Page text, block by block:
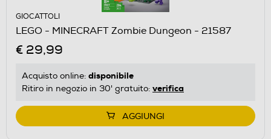
GIOCATTOLI
LEGO - MINECRAFT Zombie Dungeon - 21587
€ 29,99
Acquisto online: disponibile
Ritiro in negozio in 30' gratuito: verifica
AGGIUNGI